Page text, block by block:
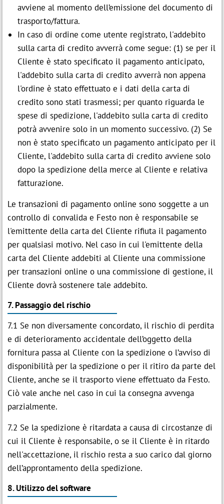
avviene al momento dell’emissione del documento di
trasporto/fattura.
In caso di ordine come utente registrato, l'addebito
sulla carta di credito avverrà come segue: (1) se per il
Cliente è stato specificato il pagamento anticipato,
l'addebito sulla carta di credito avverrà non appena
l'ordine è stato effettuato e i dati della carta di
credito sono stati trasmessi; per quanto riguarda le
spese di spedizione, l'addebito sulla carta di credito
potrà avvenire solo in un momento successivo. (2) Se
non è stato specificato un pagamento anticipato per il
Cliente, l'addebito sulla carta di credito avviene solo
dopo la spedizione della merce al Cliente e relativa
fatturazione.
Le transazioni di pagamento online sono soggette a un
controllo di convalida e Festo non è responsabile se
l'emittente della carta del Cliente rifiuta il pagamento
per qualsiasi motivo. Nel caso in cui l'emittente della
carta del Cliente addebiti al Cliente una commissione
per transazioni online o una commissione di gestione, il
Cliente dovrà sostenere tale addebito.
7. Passaggio del rischio
7.1 Se non diversamente concordato, il rischio di perdita
e di deterioramento accidentale dell’oggetto della
fornitura passa al Cliente con la spedizione o l’avviso di
disponibilità per la spedizione o per il ritiro da parte del
Cliente, anche se il trasporto viene effettuato da Festo.
Ciò vale anche nel caso in cui la consegna avvenga
parzialmente.
7.2 Se la spedizione è ritardata a causa di circostanze di
cui il Cliente è responsabile, o se il Cliente è in ritardo
nell'accettazione, il rischio resta a suo carico dal giorno
dell’approntamento della spedizione.
8. Utilizzo del software